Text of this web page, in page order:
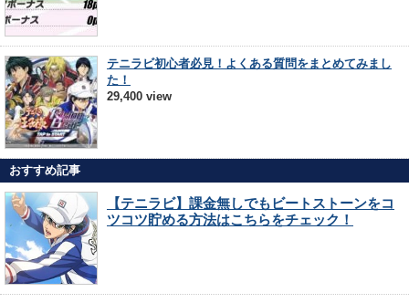
テニラビ初心者必見！よくある質問をまとめてみまし
た！
29,400 view
おすすめ記事
【テニラビ】課金無しでもビートストーンをコ
ツコツ貯める方法はこちらをチェック！